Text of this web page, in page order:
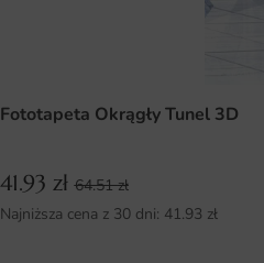
Fototapeta Okrągły Tunel 3D
41.93 zł 64.51zł
Najniższa cena z 30 dni: 41.93 zł